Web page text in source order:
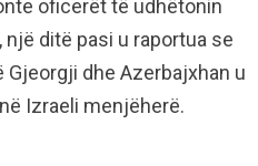
oficerët të udhëtonin
ditë pasi u raportua se
dhe Azerbajxhan u
Izraeli menjëherë.